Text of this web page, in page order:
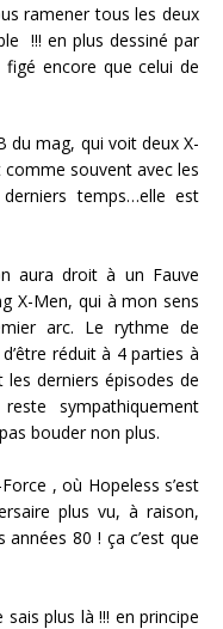
ramener tous les deux
!!! en plus dessiné par
encore que celui de
du mag, qui voit deux X-
souvent avec les
temps…elle est
aura droit à un Fauve
X-Men, qui à mon sens
arc. Le rythme de
réduit à 4 parties à
derniers épisodes de
sympathiquement
bouder non plus.
, où Hopeless s’est
plus vu, à raison,
80 ! ça c’est que
plus là !!! en principe